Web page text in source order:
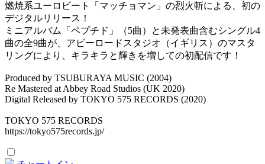
燃焼系ユーロビート「マッチョマン」の烈火斬による、初の
デジタルリリース！
ミニアルバム「ペプチド」（5曲）と未発表曲含むシングル4
曲の全9曲が、アビーロードスタジオ（イギリス）のマスタ
リングにより、キラキラと輝きを増しての初配信です！
Produced by TSUBURAYA MUSIC (2004)
Re Mastered at Abbey Road Studios (UK 2020)
Digital Released by TOKYO 575 RECORDS (2020)
TOKYO 575 RECORDS
https://tokyo575records.jp/